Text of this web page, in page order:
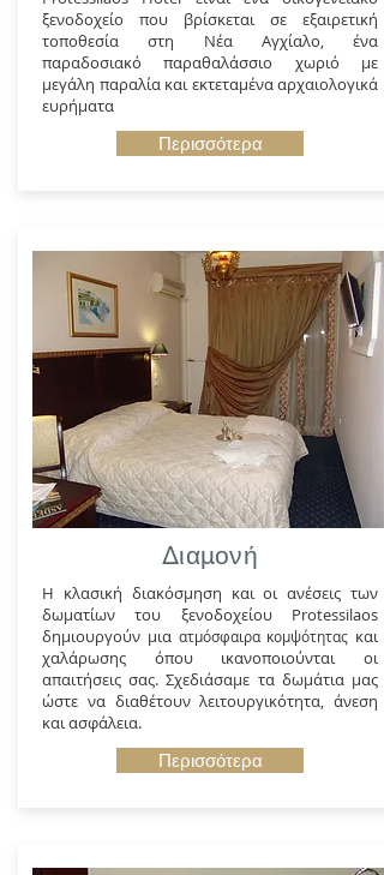
ξενοδοχείο που βρίσκεται σε εξαιρετική
τοποθεσία στη Νέα Αγχίαλο, ένα
παραδοσιακό παραθαλάσσιο χωριό με
μεγάλη παραλία και εκτεταμένα αρχαιολογικά
ευρήματα
Περισσότερα
Διαμονή
Η κλασική διακόσμηση και οι ανέσεις των
δωματίων του ξενοδοχείου Protessilaos
δημιουργούν μια ατμόσφαιρα κομψότητας και
χαλάρωσης όπου ικανοποιούνται οι
απαιτήσεις σας. Σχεδιάσαμε τα δωμάτια μας
ώστε να διαθέτουν λειτουργικότητα, άνεση
και ασφάλεια.
Περισσότερα